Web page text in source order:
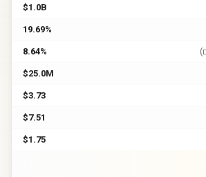
$1.0B
19.69%
8.64%
$25.0M
$3.73
$7.51
$1.75